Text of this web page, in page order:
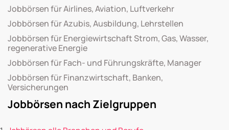
Jobbörsen für Airlines, Aviation, Luftverkehr
Jobbörsen für Azubis, Ausbildung, Lehrstellen
Jobbörsen für Energiewirtschaft Strom, Gas, Wasser,
regenerative Energie
Jobbörsen für Fach- und Führungskräfte, Manager
Jobbörsen für Finanzwirtschaft, Banken,
Versicherungen
Jobbörsen nach Zielgruppen